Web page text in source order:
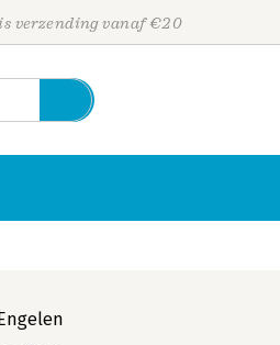
verzending vanaf €20
Personen